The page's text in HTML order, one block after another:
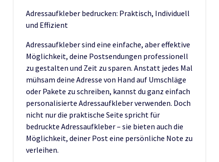
Adressaufkleber bedrucken: Praktisch, Individuell
und Effizient
Adressaufkleber sind eine einfache, aber effektive
Möglichkeit, deine Postsendungen professionell
zu gestalten und Zeit zu sparen. Anstatt jedes Mal
mühsam deine Adresse von Hand auf Umschläge
oder Pakete zu schreiben, kannst du ganz einfach
personalisierte Adressaufkleber verwenden. Doch
nicht nur die praktische Seite spricht für
bedruckte Adressaufkleber – sie bieten auch die
Möglichkeit, deiner Post eine persönliche Note zu
verleihen.